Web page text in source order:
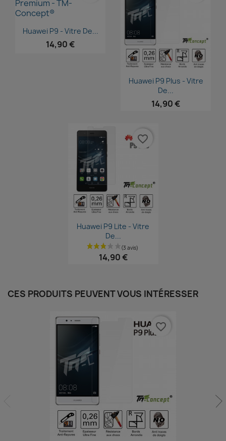
Aperçu rapide
Huawei P9 - Vitre De...
14,90 €
Aperçu rapide
Huawei P9 Plus - Vitre
De...
14,90 €
Aperçu rapide
Huawei P9 Lite - Vitre
De...
14,90 €
favorite_border
CES PRODUITS PEUVENT VOUS INTÉRESSER
favorite_border